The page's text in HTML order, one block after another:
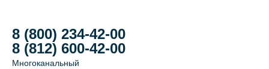
8 (800) 234-42-00
8 (812) 600-42-00
Многоканальный